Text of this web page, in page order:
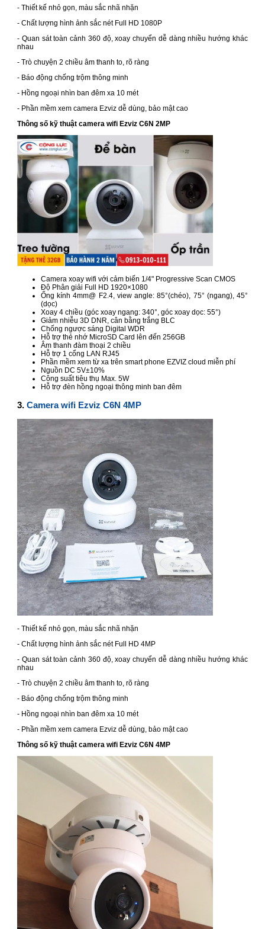
- Thiết kế nhỏ gọn, màu sắc nhã nhặn
- Chất lượng hình ảnh sắc nét Full HD 1080P
- Quan sát toàn cảnh 360 độ, xoay chuyển dễ dàng nhiều hướng khác
nhau
- Trò chuyện 2 chiều âm thanh to, rõ ràng
- Báo động chống trộm thông minh
- Hồng ngoại nhìn ban đêm xa 10 mét
- Phần mềm xem camera Ezviz dễ dùng, bảo mật cao
Thông số kỹ thuật camera wifi Ezviz C6N 2MP
Camera xoay wifi với cảm biến 1/4" Progressive Scan CMOS
Độ Phân giải Full HD 1920×1080
Ống kính 4mm@ F2.4, view angle: 85°(chéo), 75° (ngang), 45°
(dọc)
Xoay 4 chiều (góc xoay ngang: 340°, góc xoay dọc: 55°)
Giảm nhiễu 3D DNR, cân bằng trắng BLC
Chống ngược sáng Digital WDR
Hỗ trợ thẻ nhớ MicroSD Card lên đến 256GB
Âm thanh đàm thoại 2 chiều
Hỗ trợ 1 cổng LAN RJ45
Phần mềm xem từ xa trên smart phone EZVIZ cloud miễn phí
Nguồn DC 5V±10%
Công suất tiêu thụ Max. 5W
Hỗ trợ đèn hồng ngoại thông minh ban đêm
3. Camera wifi Ezviz C6N 4MP
- Thiết kế nhỏ gọn, màu sắc nhã nhặn
- Chất lượng hình ảnh sắc nét Full HD 4MP
- Quan sát toàn cảnh 360 độ, xoay chuyển dễ dàng nhiều hướng khác
nhau
- Trò chuyện 2 chiều âm thanh to, rõ ràng
- Báo động chống trộm thông minh
- Hồng ngoại nhìn ban đêm xa 10 mét
- Phần mềm xem camera Ezviz dễ dùng, bảo mật cao
Thông số kỹ thuật camera wifi Ezviz C6N 4MP